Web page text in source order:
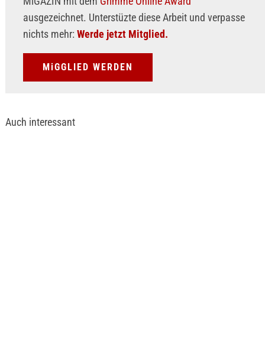
ausgezeichnet. Unterstüzte diese Arbeit und verpasse
nichts mehr: Werde jetzt Mitglied.
MiGGLIED WERDEN
Auch interessant